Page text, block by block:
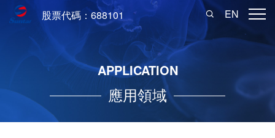
股票代碼：688101 EN
APPLICATION
應用領域